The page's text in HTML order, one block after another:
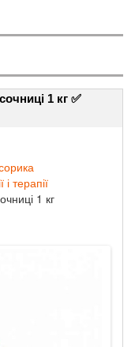
1 кг ✅
терапії
1 кг